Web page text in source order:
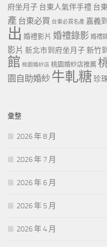
府坐月子 台東人氣伴手禮 台
產 台東必買 台東必買名產 嘉義
出 婚禮影片 婚禮錄影 婚禮
影片 新北市到府坐月子 新竹
館 桃園婚紗店 桃園婚紗店推薦
園自助婚紗 牛軋糖 珍
彙整
2026 年 8 月
2026 年 7 月
2026 年 6 月
2026 年 5 月
2026 年 4 月